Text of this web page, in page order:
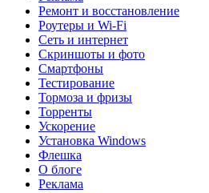
Ремонт и восстановление
Роутеры и Wi-Fi
Сеть и интернет
Скриншоты и фото
Смартфоны
Тестирование
Тормоза и фризы
Торренты
Ускорение
Установка Windows
Флешка
О блоге
Реклама